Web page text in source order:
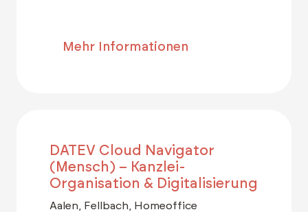
Mehr Informationen
DATEV Cloud Navigator
(Mensch) – Kanzlei-
Organisation & Digitalisierung
Aalen, Fellbach, Homeoffice